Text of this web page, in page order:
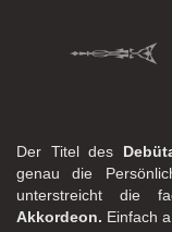
Der Titel des
genau die
unterstreicht die
Akkordeon. Einfach